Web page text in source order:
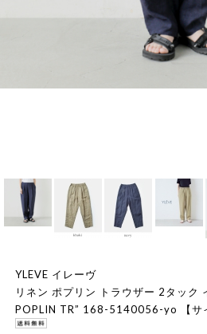
YLEVE イレーヴ
リネン ポプリン トラウザー 2タック
POPLIN TR” 168-5140056-yo 【サ